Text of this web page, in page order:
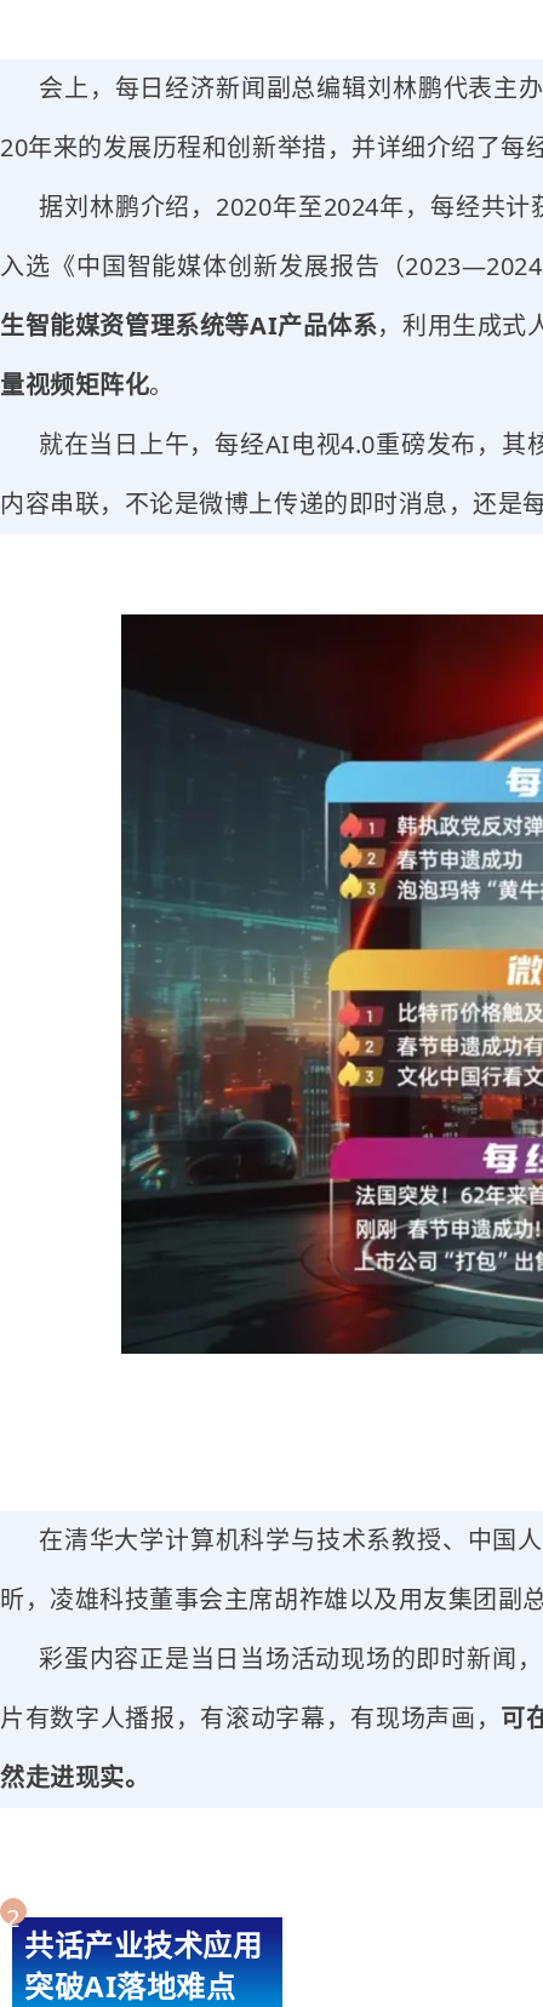
会上，每日经济新闻副总编辑刘林鹏代表主
20年来的发展历程和创新举措，并详细介绍了
据刘林鹏介绍，2020年至2024年，每经共
入选《中国智能媒体创新发展报告（
生智能媒资管理系统等AI产品体系，利用生成式
量视频矩阵化。
就在当日上午，每经AI电视4.0重磅发布，其
内容串联，不论是微博上传递的即时消息，还是
在清华大学计算机科学与技术系教授、中国
昕，凌雄科技董事会主席胡祚雄以及用友集团副
彩蛋内容正是当日当场活动现场的即时新闻，
片有数字人播报，有滚动字幕，有现场声画， 可
然走进现实。
2
共话产业技术应用
突破AI落地难点